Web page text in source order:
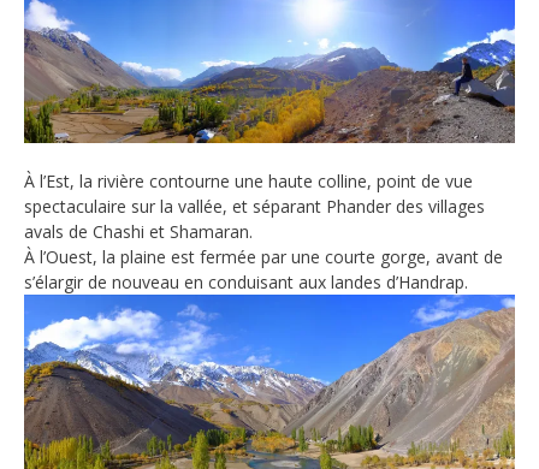
À l’Est, la rivière contourne une haute colline, point de vue
spectaculaire sur la vallée, et séparant Phander des villages
avals de Chashi et Shamaran.
À l’Ouest, la plaine est fermée par une courte gorge, avant de
s’élargir de nouveau en conduisant aux landes d’Handrap.